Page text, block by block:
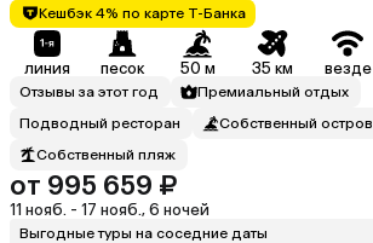
Кешбэк 4% по карте Т-Банка
линия песок 50 м 35 км везде
Отзывы за этот год
Премиальный отдых
Подводный ресторан
Собственный остров
Собственный пляж
от 995 659 ₽
11 нояб. - 17 нояб., 6 ночей
Выгодные туры на соседние даты